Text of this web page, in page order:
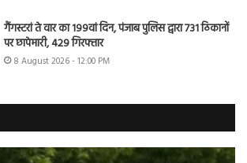
गैंगस्टरां ते वार का 199वां दिन, पंजाब पुलिस द्वारा 731 ठिकानों
पर छापेमारी, 429 गिरफ्तार
8 August 2026 - 12:00 PM